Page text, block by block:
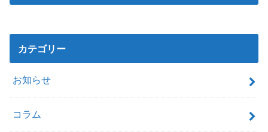
カテゴリー
お知らせ
コラム